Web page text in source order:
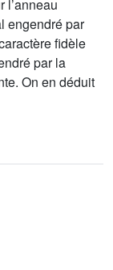
l’anneau
engendré par
fidèle
par la
On en déduit